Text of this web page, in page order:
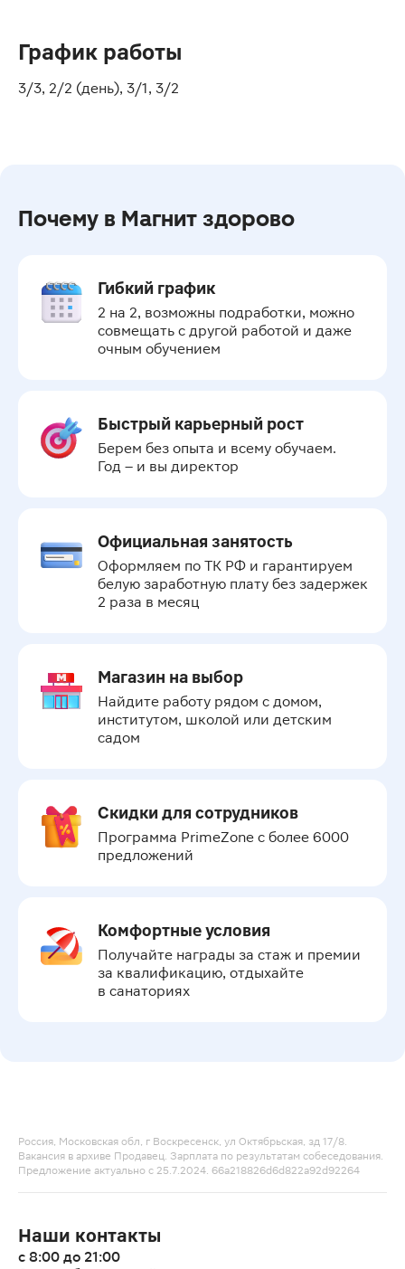
График работы
3/3, 2/2 (день), 3/1, 3/2
Почему в Магнит здорово
Гибкий график
2 на 2, возможны подработки, можно
совмещать с другой работой и даже
очным обучением
Быстрый карьерный рост
Берем без опыта и всему обучаем.
Год – и вы директор
Официальная занятость
Оформляем по ТК РФ и гарантируем
белую заработную плату без задержек
2 раза в месяц
Магазин на выбор
Найдите работу рядом с домом,
институтом, школой или детским
садом
Скидки для сотрудников
Программа PrimeZone с более 6000
предложений
Комфортные условия
Получайте награды за стаж и премии
за квалификацию, отдыхайте
в санаториях
Россия, Московская обл, г Воскресенск, ул Октябрьская, зд 17/8.
Вакансия в архиве Продавец. Зарплата по результатам собеседования.
Предложение актуально с 25.7.2024. 66a218826d6d822a92d92264
Наши контакты
с 8:00 до 21:00